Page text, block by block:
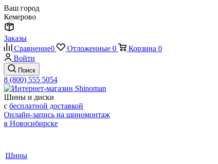
Ваш город
Кемерово
Заказы
Сравнение0 Отложенные 0 Корзина 0
Войти
Поиск
8 (800) 555 5054
Шины и диски
с бесплатной доставкой
Онлайн-запись на шиномонтаж
в Новосибирске
Шины